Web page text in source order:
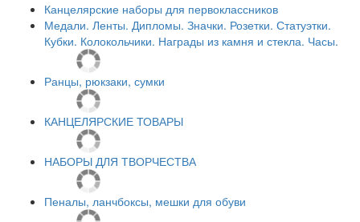
Канцелярские наборы для первоклассников
Медали. Ленты. Дипломы. Значки. Розетки. Статуэтки.
Кубки. Колокольчики. Награды из камня и стекла. Часы.
Ранцы, рюкзаки, сумки
КАНЦЕЛЯРСКИЕ ТОВАРЫ
НАБОРЫ ДЛЯ ТВОРЧЕСТВА
Пеналы, ланчбоксы, мешки для обуви